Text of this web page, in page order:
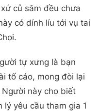
củ sâm đều chưa
có dính líu tới vụ tai
tự xưng là bạn
tố cáo, mong đòi lại
này cho biết
lý yêu cầu tham gia 1